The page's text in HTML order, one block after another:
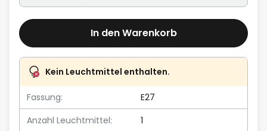
In den Warenkorb
Kein Leuchtmittel enthalten.
Fassung:
E27
Anzahl Leuchtmittel:
1